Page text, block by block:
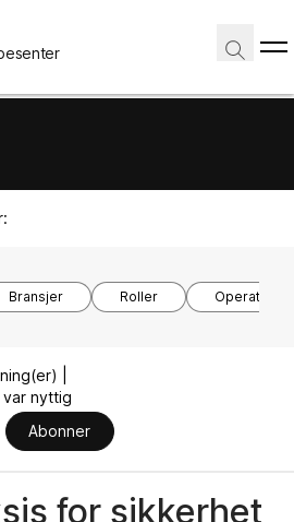
Bransjer Roller
|
nyttig
Abonner
for sikkerhet